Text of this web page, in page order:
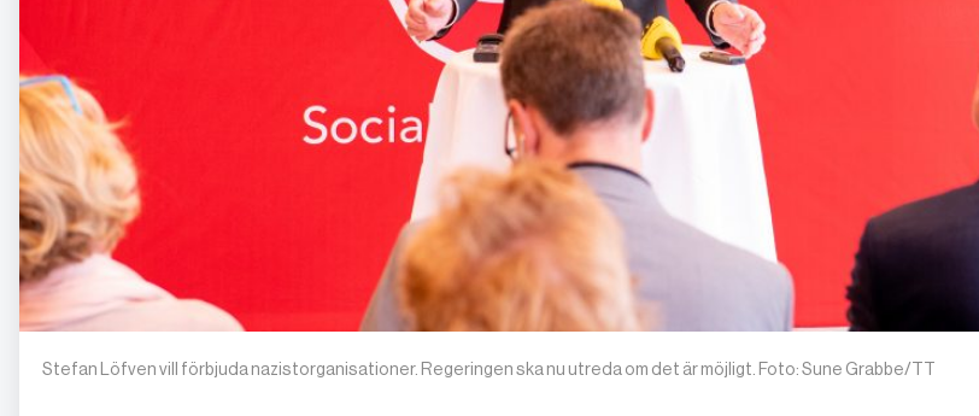
Stefan Löfven vill förbjuda nazistorganisationer. Regeringen ska nu utreda om det är möjligt. Foto: Sune Grabbe/TT